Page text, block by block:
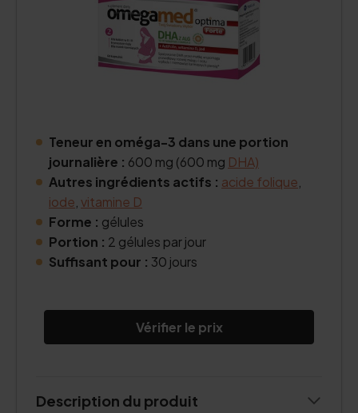
Teneur en oméga-3 dans une portion
journalière : 600 mg (600 mg DHA)
Autres ingrédients actifs : acide folique
iode vitamine D
Forme : gélules
Portion : 2 gélules par jour
Suffisant pour : 30 jours
Vérifier le prix
Description du produit